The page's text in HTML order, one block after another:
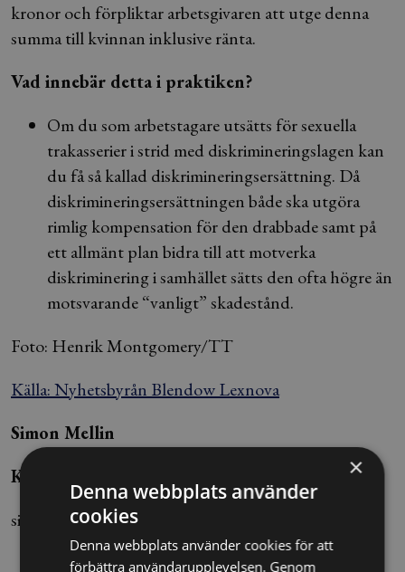
kronor och förpliktar arbetsgivaren att utge denna
summa till kvinnan inklusive ränta.
Vad innebär detta i praktiken?
Om du som arbetstagare utsätts för sexuella
trakasserier i strid med diskrimineringslagen kan
du få så kallad diskrimineringsersättning. Då
diskrimineringsersättningen både ska utgöra
rimlig kompensation för den drabbade samt på
ett allmänt plan bidra till att motverka
diskriminering i samhället sätts den ofta högre än
motsvarande “vanligt” skadestånd.
Foto: Henrik Montgomery/TT
Källa: Nyhetsbyrån Blendow Lexnova
Simon Mellin
Källa: Blendow Lexnova
simon.mellin@alltomjuridik.se
×
Denna webbplats använder
cookies
Denna webbplats använder cookies för att
förbättra användarupplevelsen. Genom